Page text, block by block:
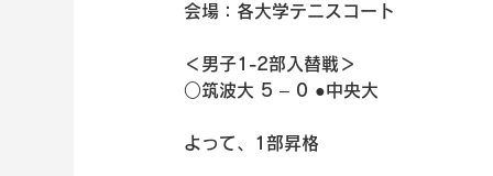
会場：各大学テニスコート
＜男子1-2部入替戦＞
○筑波大 5 – 0 ●中央大
よって、1部昇格